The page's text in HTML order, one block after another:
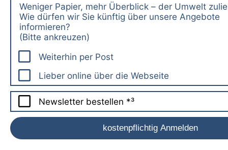
Weniger Papier, mehr Überblick – der Umwelt
Wie dürfen wir Sie künftig über unsere Angebote
informieren?
(Bitte ankreuzen)
Weiterhin per Post
Lieber online über die Webseite
Newsletter bestellen *³